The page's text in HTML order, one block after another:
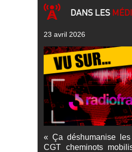
DANS LES
23 avril 2026
« Ça déshumanise
CGT cheminots